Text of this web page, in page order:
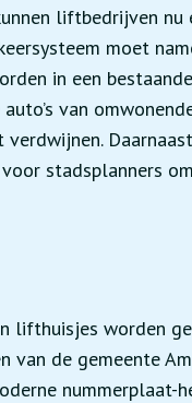
liftbedrijven nu
moet
in een
van
stadsplanners
lifthuisjes worden
van de gemeente
nummerplaat-